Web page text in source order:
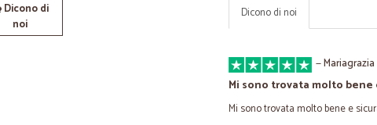
Dicono di
noi
Dicono di noi
—Mariagrazia
Mi sono trovata molto bene
Mi sono trovata molto bene e